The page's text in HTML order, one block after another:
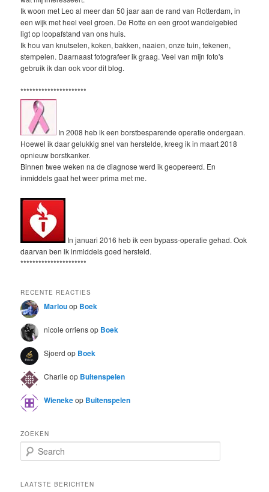
Ik woon met Leo al meer dan 50 jaar aan de rand van Rotterdam, in
een wijk met heel veel groen. De Rotte en een groot wandelgebied
ligt op loopafstand van ons huis.
Ik hou van knutselen, koken, bakken, naaien, onze tuin, tekenen,
stempelen. Daarnaast fotografeer ik graag. Veel van mijn foto's
gebruik ik dan ook voor dit blog.
**********************
In 2008 heb ik een borstbesparende operatie ondergaan.
Hoewel ik daar gelukkig snel van herstelde, kreeg ik in maart 2018
opnieuw borstkanker.
Binnen twee weken na de diagnose werd ik geopereerd. En
inmiddels gaat het weer prima met me.
In januari 2016 heb ik een bypass-operatie gehad. Ook
daarvan ben ik inmiddels goed hersteld.
**********************
RECENTE REACTIES
Marlouop Boek
nicole orriensop Boek
Sjoerd op Boek
Charlie op Buitenspelen
Wienekeop Buitenspelen
ZOEKEN
e
rLAATSTE BERICHTEN